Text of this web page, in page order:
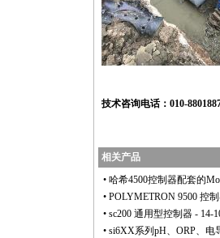
技术咨询电话：010-
相关产品
• 哈希4500控制器配套的
• POLYMETRON 9500 控
• sc200 通用型控制器 - 14-
• si6XX系列pH、ORP、电